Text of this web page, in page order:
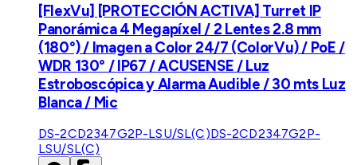
[FlexVu] [PROTECCIÓN ACTIVA] Turret IP
Panorámica 4 Megapíxel / 2 Lentes 2.8 mm
(180°) / Imagen a Color 24/7 (ColorVu) / PoE /
WDR 130° / IP67 / ACUSENSE / Luz
Estroboscópica y Alarma Audible / 30 mts Luz
Blanca / Mic
DS-2CD2347G2P-LSU/SL(C)DS-2CD2347G2P-
LSU/SL(C)